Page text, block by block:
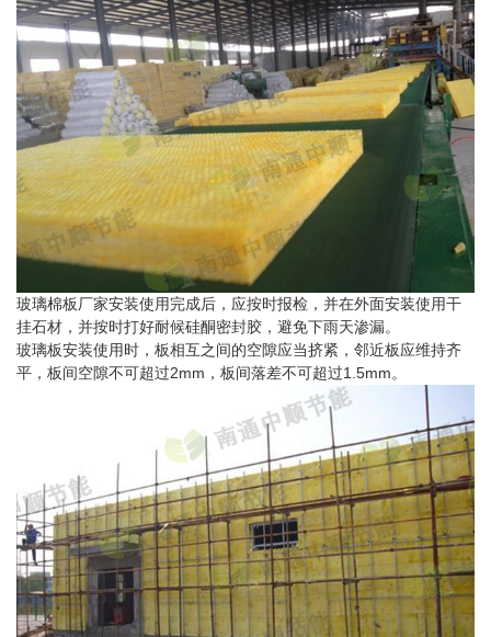
玻璃棉板厂家安装使用完成后，应按时报检，并在外面安装使用干
挂石材，并按时打好耐候硅酮密封胶，避免下雨天渗漏。
玻璃板安装使用时，板相互之间的空隙应当挤紧，邻近板应维持齐
平，板间空隙不可超过2mm，板间落差不可超过1.5mm。